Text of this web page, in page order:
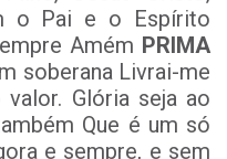
o Pai e o Espírito
Amém PRIMA
soberana Livrai-me
Glória seja ao
Que é um só
e sempre, e sem